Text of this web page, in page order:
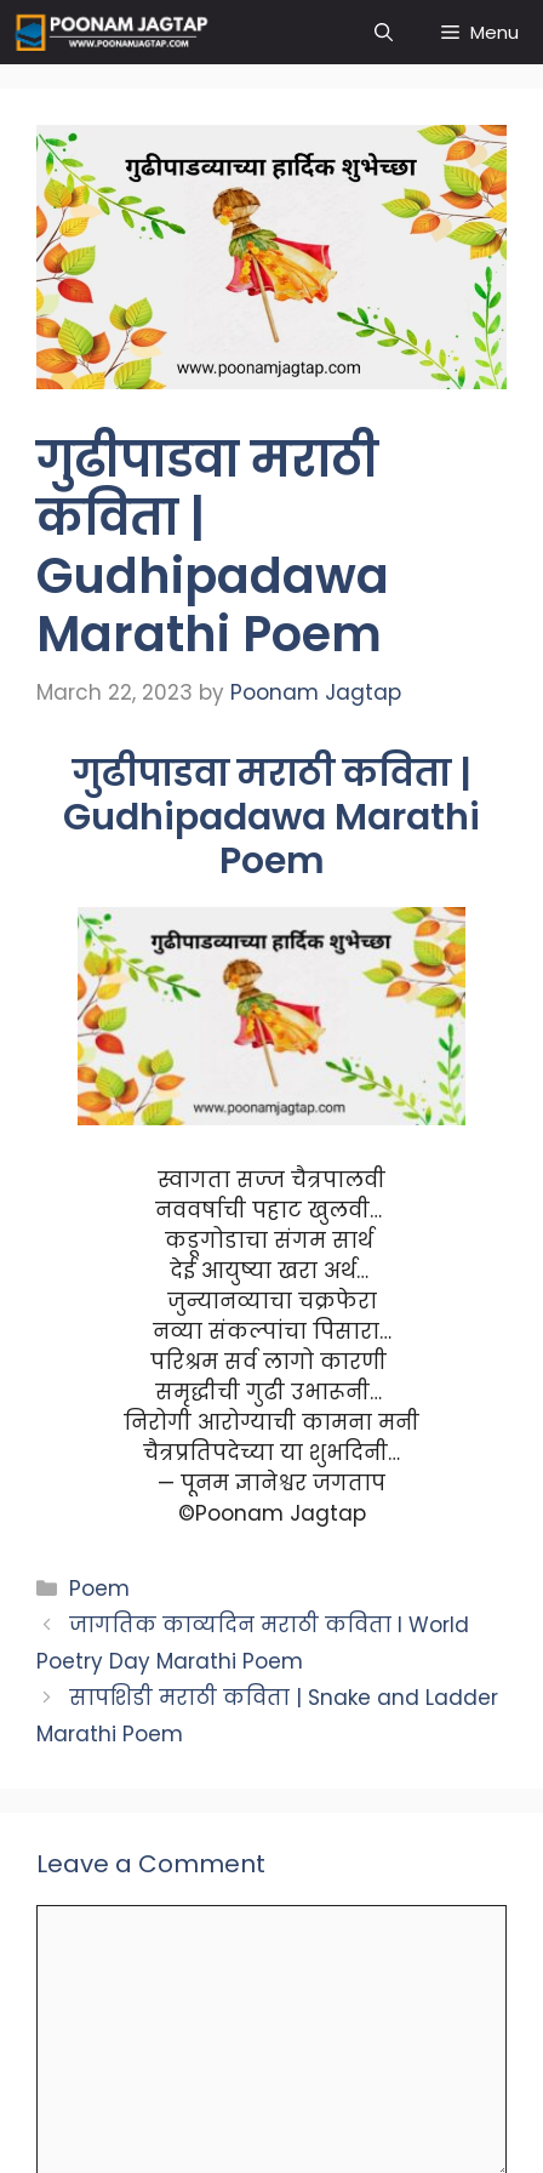
Skip
to
content
Menu
गुढीपाडवा मराठी
कविता |
Gudhipadawa
Marathi Poem
March 22, 2023 by Poonam Jagtap
गुढीपाडवा मराठी कविता |
Gudhipadawa Marathi
Poem
स्वागता सज्ज चैत्रपालवी
नववर्षाची पहाट खुलवी…
कडूगोडाचा संगम सार्थ
देई आयुष्या खरा अर्थ…
जुन्यानव्याचा चक्रफेरा
नव्या संकल्पांचा पिसारा…
परिश्रम सर्व लागो कारणी
समृद्धीची गुढी उभारूनी…
निरोगी आरोग्याची कामना मनी
चैत्रप्रतिपदेच्या या शुभदिनी…
— पूनम ज्ञानेश्वर जगताप
©Poonam Jagtap
Categories
Poem
जागतिक काव्यदिन मराठी कविता l World
Poetry Day Marathi Poem
सापशिडी मराठी कविता | Snake and Ladder
Marathi Poem
Leave a Comment